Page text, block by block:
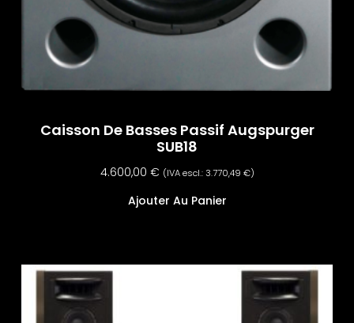
Caisson De Basses Passif Augspurger
SUB18
4.600,00 € (IVA escl.:3.770,49 €)
Ajouter Au Panier